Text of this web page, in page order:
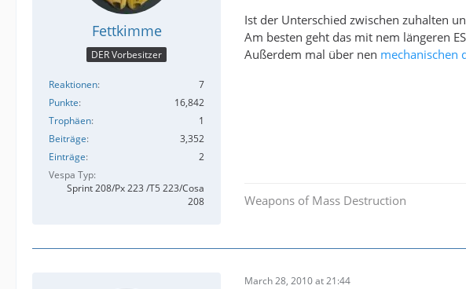
Fettkimme
DER Vorbesitzer
Reaktionen
7
Punkte
16,842
Trophäen
1
Beiträge
3,352
Einträge
2
Vespa Typ
Sprint 208/Px 223 /T5 223/Cosa
208
Ist der Unterschied zwischen zuhalten
Am besten geht das mit nem längeren
Außerdem mal über nen mechanischen
Weapons of Mass Destruction
March 28, 2010 at 21:44